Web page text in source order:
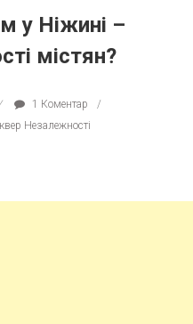
у Ніжині –
містян?
1 Коментар
Незалежності